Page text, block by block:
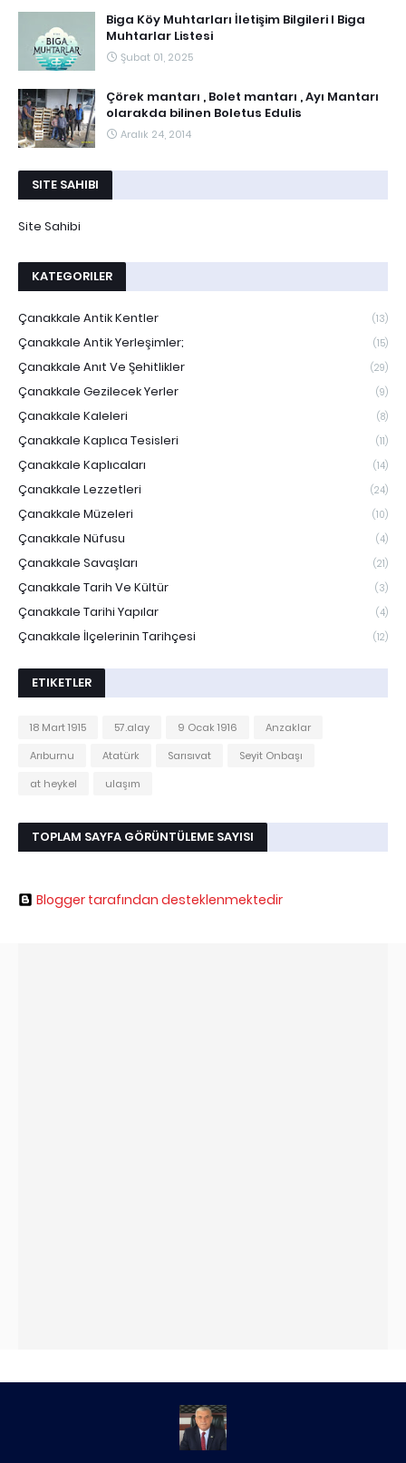
Biga Köy Muhtarları İletişim Bilgileri I Biga
Muhtarlar Listesi
Şubat 01, 2025
Çörek mantarı , Bolet mantarı , Ayı Mantarı
olarakda bilinen Boletus Edulis
Aralık 24, 2014
SITE SAHIBI
Site Sahibi
KATEGORILER
Çanakkale Antik Kentler (13)
Çanakkale Antik Yerleşimler; (15)
Çanakkale Anıt Ve Şehitlikler (29)
Çanakkale Gezilecek Yerler (9)
Çanakkale Kaleleri (8)
Çanakkale Kaplıca Tesisleri (11)
Çanakkale Kaplıcaları (14)
Çanakkale Lezzetleri (24)
Çanakkale Müzeleri (10)
Çanakkale Nüfusu (4)
Çanakkale Savaşları (21)
Çanakkale Tarih Ve Kültür (3)
Çanakkale Tarihi Yapılar (4)
Çanakkale İlçelerinin Tarihçesi (12)
ETIKETLER
18 Mart 1915 57.alay 9 Ocak 1916
Anzaklar
Arıburnu
Atatürk Sarısıvat
Seyit Onbaşı
at heykel
ulaşım
TOPLAM SAYFA GÖRÜNTÜLEME SAYISI
Blogger tarafından desteklenmektedir